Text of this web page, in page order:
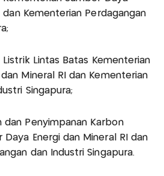
dan Kementerian Perdagangan
Listrik Lintas Batas Kementerian
Mineral RI dan Kementerian
Singapura;
dan Penyimpanan Karbon
Daya Energi dan Mineral RI dan
dan Industri Singapura.